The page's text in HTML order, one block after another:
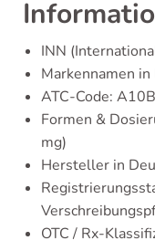
INN
Markennamen
ATC-Code:
Formen &
mg)
Hersteller in
OTC / Rx-